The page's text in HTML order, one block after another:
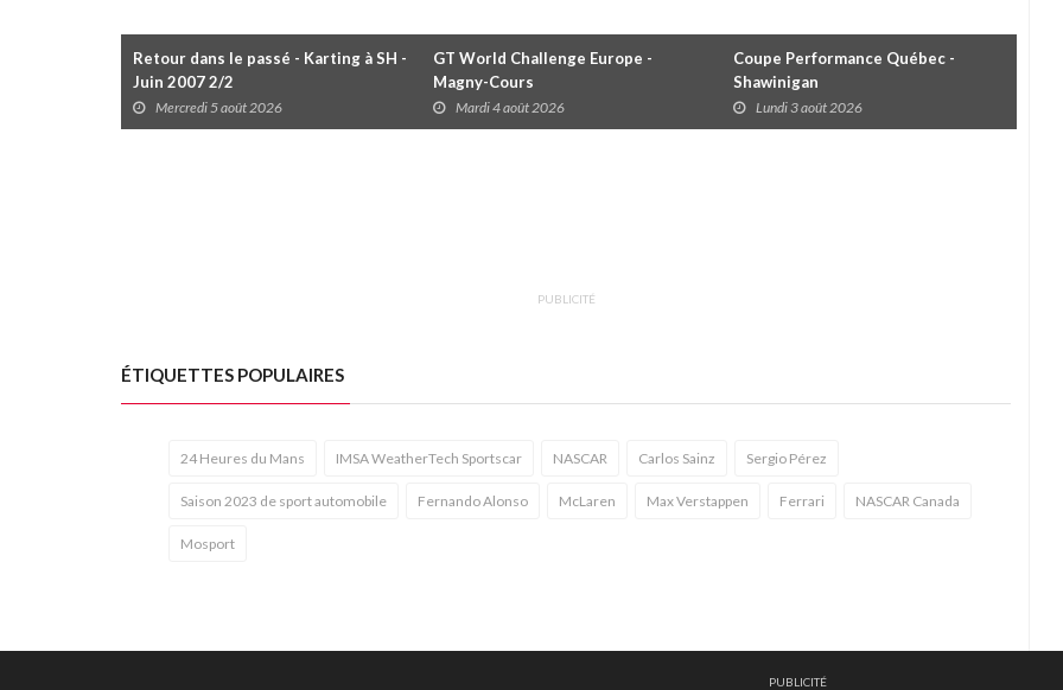
Retour dans le passé - Karting à SH -
Juin 2007 2/2
Mercredi 5 août 2026
GT World Challenge Europe -
Magny-Cours
Mardi 4 août 2026
Coupe Performance Québec -
Shawinigan
Lundi 3 août 2026
PUBLICITÉ
ÉTIQUETTES POPULAIRES
24 Heures du Mans IMSA WeatherTech Sportscar NASCAR Carlos Sainz Sergio Pérez
Saison 2023 de sport automobile Fernando Alonso McLaren Max Verstappen Ferrari NASCAR Canada
Mosport
PUBLICITÉ